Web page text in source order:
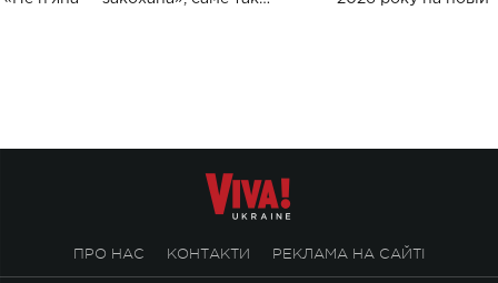
ПРО НАС КОНТАКТИ РЕКЛАМА НА САЙТІ